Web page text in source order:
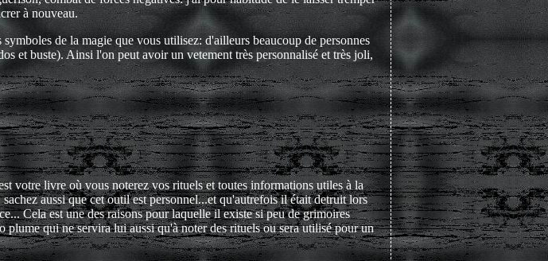
à nouveau.
de la magie que vous utilisez: d'ailleurs beaucoup de personnes
et buste). Ainsi l'on peut avoir un vetement très personnalisé et très joli,
votre livre où vous noterez vos rituels et toutes informations utiles à la
aussi que cet outil est personnel...et qu'autrefois il était detruit lors
Cela est une des raisons pour laquelle il existe si peu de grimoires
qui ne servira lui aussi qu'à noter des rituels ou sera utilisé pour un